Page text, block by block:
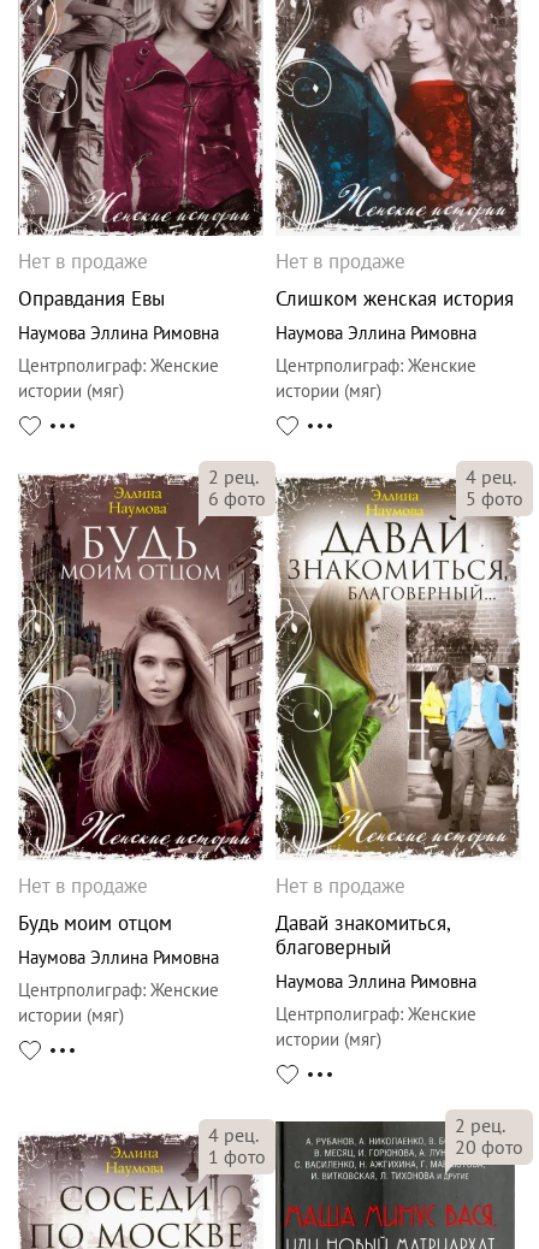
Нет в продаже
Оправдания Евы
Наумова Эллина Римовна
Центрполиграф: Женские
истории (мяг)
Нет в продаже
Слишком женская история
Наумова Эллина Римовна
Центрполиграф: Женские
истории (мяг)
2 рец.
6 фото
Нет в продаже
Будь моим отцом
Наумова Эллина Римовна
Центрполиграф: Женские
истории (мяг)
4 рец.
5 фото
Нет в продаже
Давай знакомиться,
благоверный
Наумова Эллина Римовна
Центрполиграф: Женские
истории (мяг)
4 рец.
1 фото
2 рец.
20 фото